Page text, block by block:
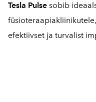
Tesla Pulse sobib
efektiivset ja turvalist